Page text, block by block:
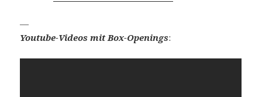
—
Youtube-Videos mit Box-Openings: